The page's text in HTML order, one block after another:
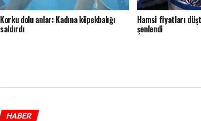
Korku dolu anlar: Kadına köpekbalığı
saldırdı
Hamsi fiyatları
şenlendi
HABER